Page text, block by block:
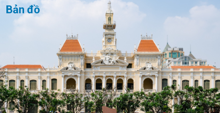
Bản đồ